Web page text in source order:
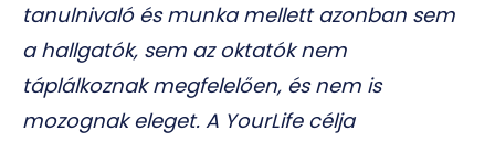
tanulnivaló és munka mellett azonban sem
a hallgatók, sem az oktatók nem
táplálkoznak megfelelően, és nem is
mozognak eleget. A YourLife célja